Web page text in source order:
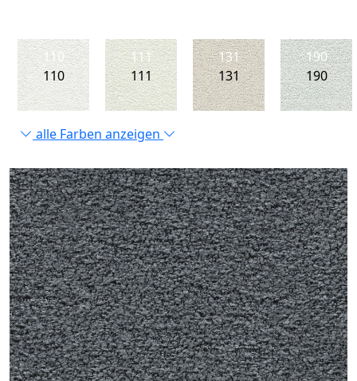
110
110
111
111
131
131
190
190
alle Farben anzeigen